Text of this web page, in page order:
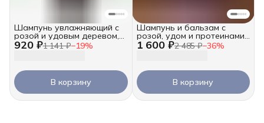
920 ₽1 141 ₽−19%
Шампунь увлажняющий с
розой и удовым деревом,
250 мл
В корзину
1 600 ₽2 485 ₽−36%
Шампунь и бальзам с
розой, удом и протеинами
шелка, 2х250 мл
В корзину